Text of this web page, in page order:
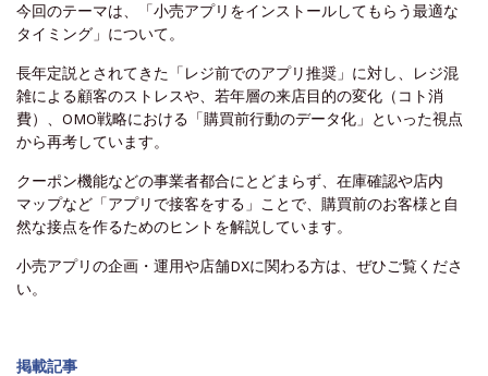
今回のテーマは、「小売アプリをインストールしてもらう最適な
タイミング」について。
長年定説とされてきた「レジ前でのアプリ推奨」に対し、レジ混
雑による顧客のストレスや、若年層の来店目的の変化（コト消
費）、OMO戦略における「購買前行動のデータ化」といった視点
から再考しています。
クーポン機能などの事業者都合にとどまらず、在庫確認や店内
マップなど「アプリで接客をする」ことで、購買前のお客様と自
然な接点を作るためのヒントを解説しています。
小売アプリの企画・運用や店舗DXに関わる方は、ぜひご覧くださ
い。
掲載記事